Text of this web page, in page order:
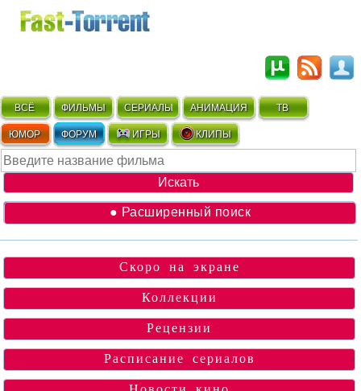
ВСЁ ФИЛЬМЫ СЕРИАЛЫ АНИМАЦИЯ ТВ
ЮМОР ФОРУМ ИГРЫ КЛИПЫ
● Расширенный поиск
Скоро на экране
Коллекции
Рецензии
Расписание сериалов